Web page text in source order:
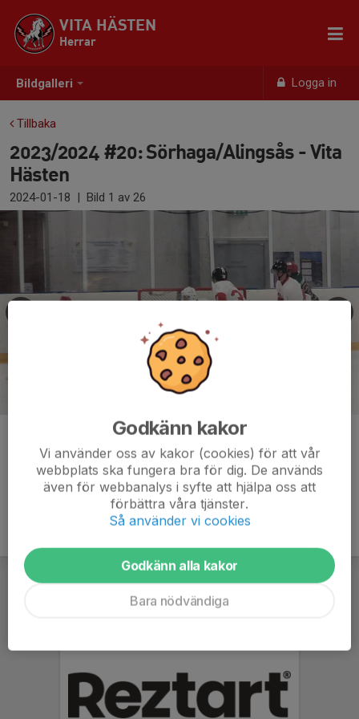
Bildgalleri Logga in
VITA HÄSTEN
Herrar
Tillbaka
2023/2024 #20: Sörhaga/Alingsås - Vita
Hästen
2024-01-18 | Bild 1 av 26
Godkänn kakor
Vi använder oss av kakor (cookies) för att vår
webbplats ska fungera bra för dig. De används
även för webbanalys i syfte att hjälpa oss att
förbättra våra tjänster.
Så använder vi cookies
Godkänn alla kakor
Bara nödvändiga